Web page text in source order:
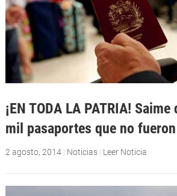
¡EN TODA LA PATRIA!
mil pasaportes que no
2 agosto, 2014| Noticias | Leer Noticia